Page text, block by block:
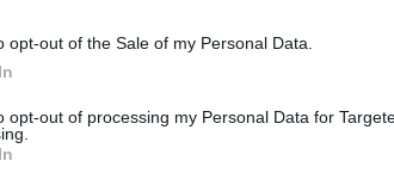
opt-out of the Sale of my Personal Data.
opt-out of processing my Personal Data for
Erdogan, ha annunciato che